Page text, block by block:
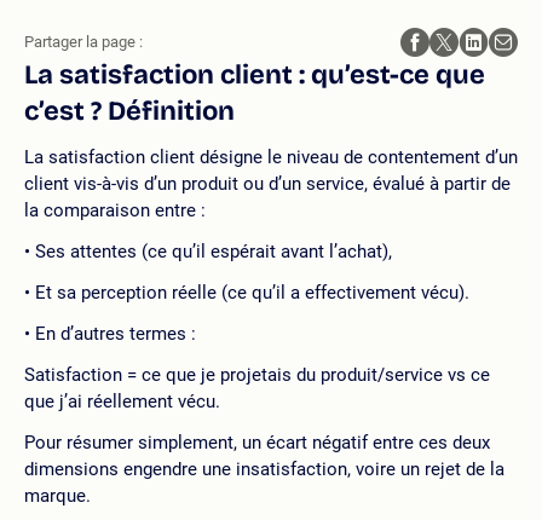
La satisfaction client : qu’est-ce que
c’est ? Définition
La satisfaction client désigne le niveau de contentement d’un
client vis-à-vis d’un produit ou d’un service, évalué à partir de
la comparaison entre :
Ses attentes (ce qu’il espérait avant l’achat),
Et sa perception réelle (ce qu’il a effectivement vécu).
En d’autres termes :
Satisfaction = ce que je projetais du produit/service vs ce
que j’ai réellement vécu.
Pour résumer simplement, un écart négatif entre ces deux
dimensions engendre une insatisfaction, voire un rejet de la
marque.
Partager la page :